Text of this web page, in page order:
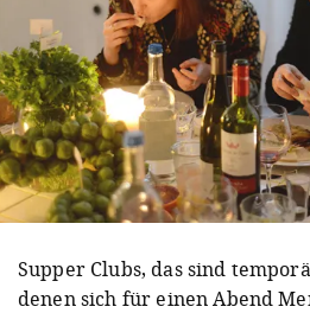
Supper Clubs, das sind
denen sich für einen Abend